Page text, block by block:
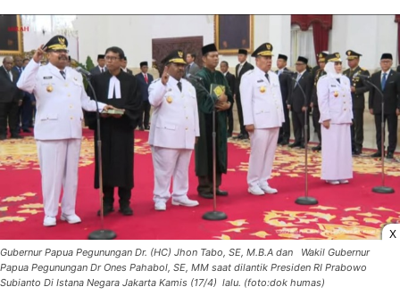
X
Gubernur Papua Pegunungan Dr. (HC) Jhon Tabo, SE, M.B.A dan Wakil Gubernur
Papua Pegunungan Dr Ones Pahabol, SE, MM saat dilantik Presiden RI Prabowo
Subianto Di Istana Negara Jakarta Kamis (17/4) lalu. (foto:dok humas)